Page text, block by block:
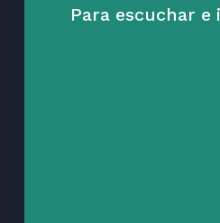
Para escuchar